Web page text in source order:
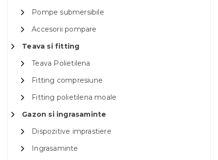
Pompe submersibile
Accesorii pompare
Teava si fitting
Teava Polietilena
Fitting compresiune
Fitting polietilena moale
Gazon si ingrasaminte
Dispozitive imprastiere
Ingrasaminte